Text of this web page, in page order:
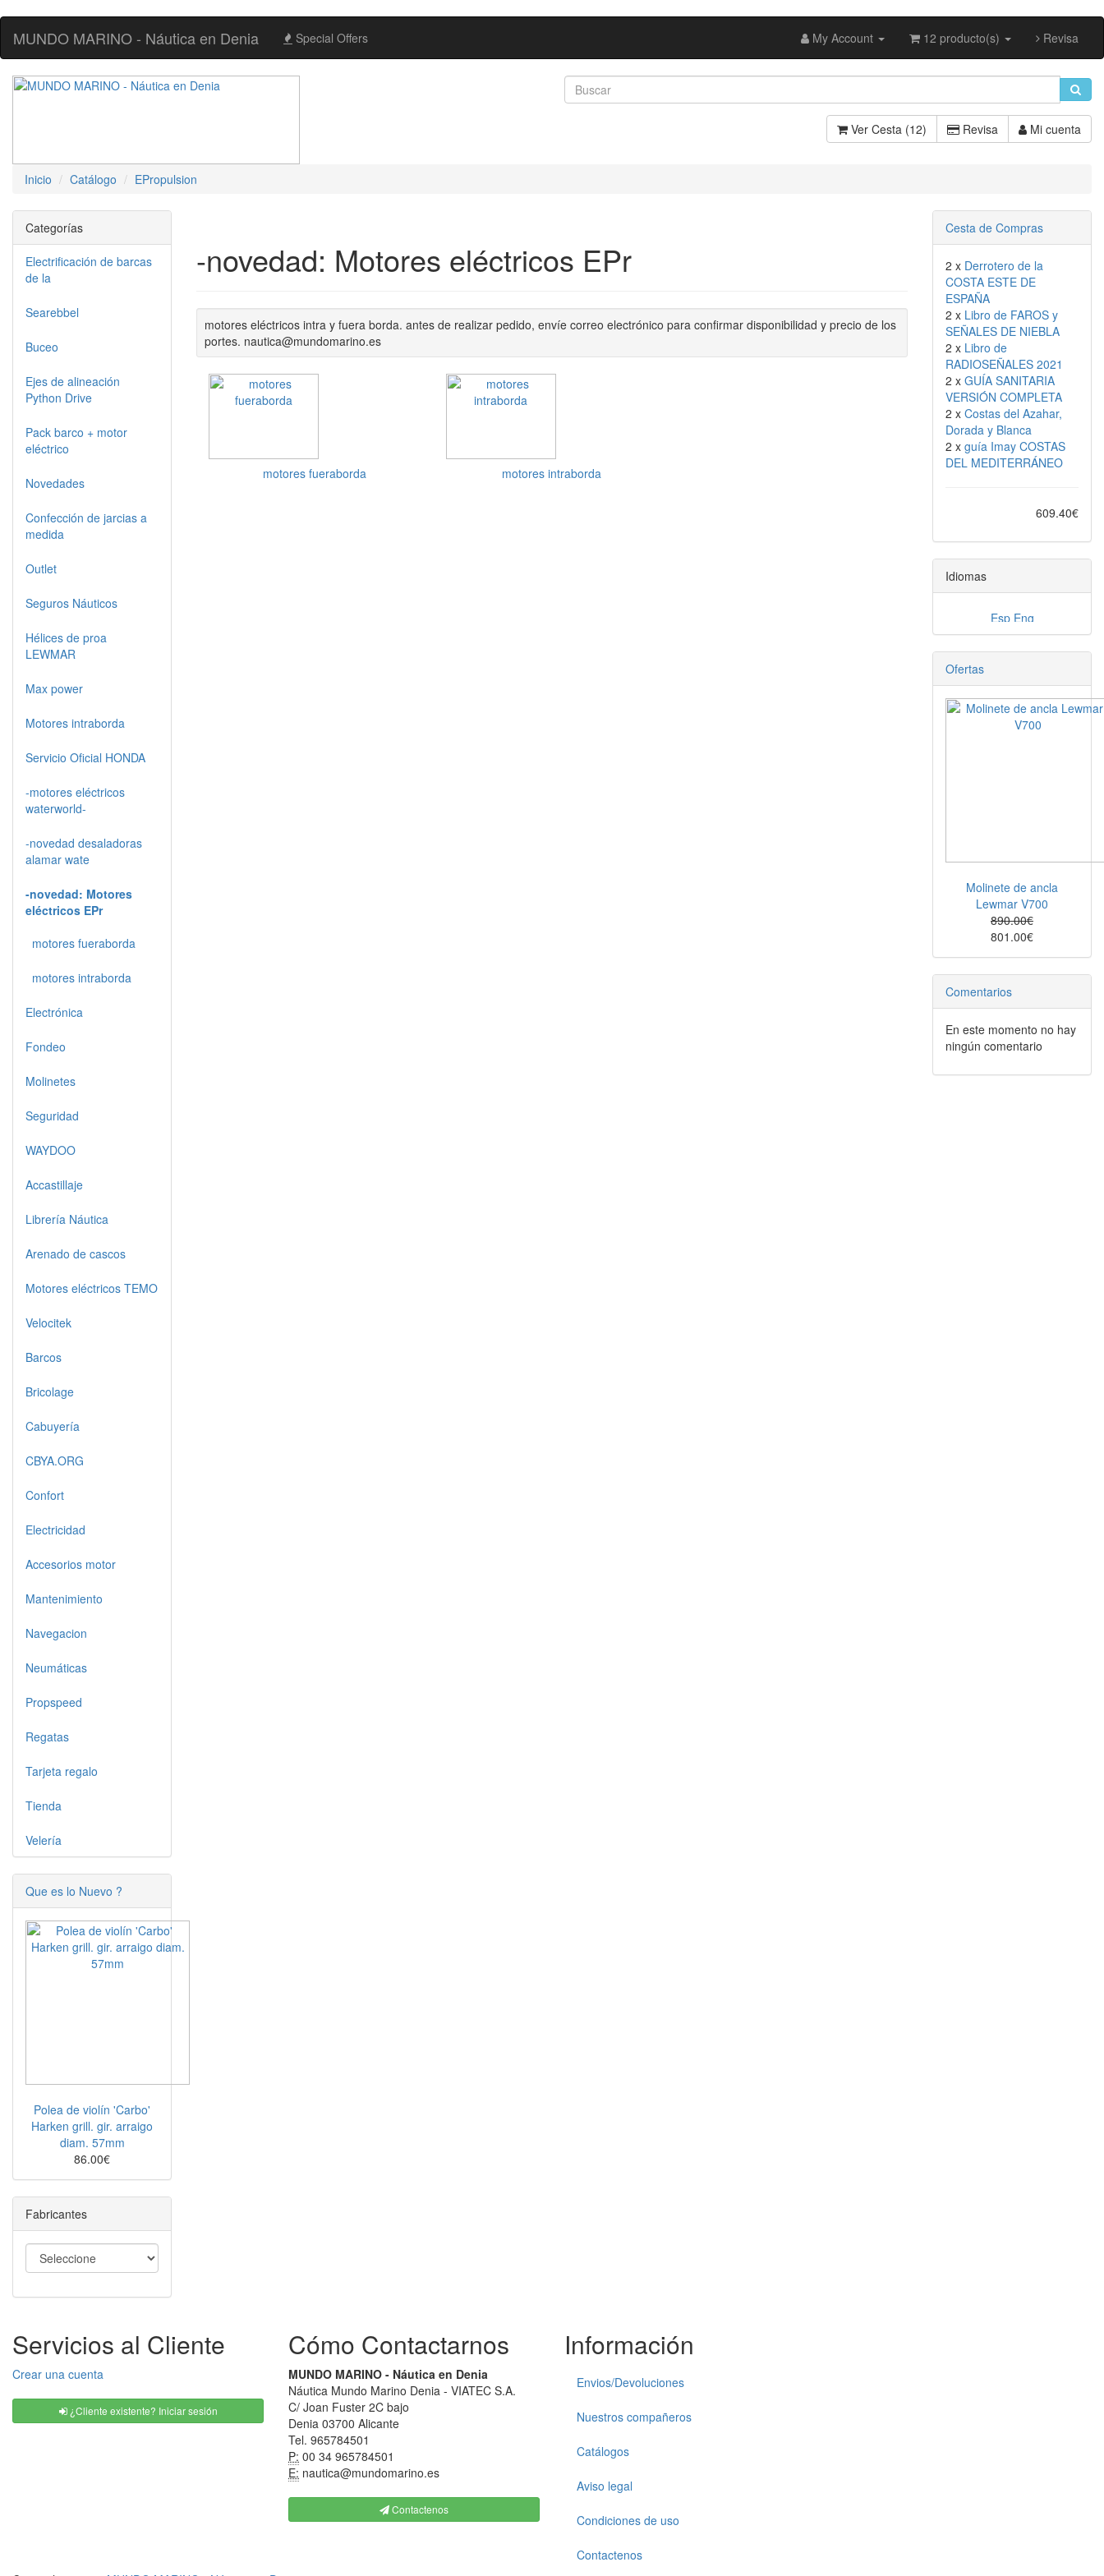
MUNDO MARINO - Náutica en Denia Special Offers My Account 12 producto(s) Revisa
Ver Cesta (12) Revisa Mi cuenta
Inicio Catálogo EPropulsion
-novedad: Motores eléctricos EPr
motores eléctricos intra y fuera borda. antes de realizar pedido, envíe correo electrónico para confirmar disponibilidad y precio de los
portes. nautica@mundomarino.es
motores fueraborda motores intraborda
Categorías
Electrificación de barcas
de la
Searebbel
Buceo
Ejes de alineación
Python Drive
Pack barco + motor
eléctrico
Novedades
Confección de jarcias a
medida
Outlet
Seguros Náuticos
Hélices de proa
LEWMAR
Max power
Motores intraborda
Servicio Oficial HONDA
-motores eléctricos
waterworld-
-novedad desaladoras
alamar wate
-novedad: Motores
eléctricos EPr
motores fueraborda
motores intraborda
Electrónica
Fondeo
Molinetes
Seguridad
WAYDOO
Accastillaje
Librería Náutica
Arenado de cascos
Motores eléctricos TEMO
Velocitek
Barcos
Bricolage
Cabuyería
CBYA.ORG
Confort
Electricidad
Accesorios motor
Mantenimiento
Navegacion
Neumáticas
Propspeed
Regatas
Tarjeta regalo
Tienda
Velería
Que es lo Nuevo ?
Polea de violín 'Carbo'
Harken grill. gir. arraigo
diam. 57mm
86.00€
Fabricantes
Cesta de Compras
2 x Derrotero de la
COSTA ESTE DE
ESPAÑA
2 x Libro de FAROS y
SEÑALES DE NIEBLA
2 x Libro de
RADIOSEÑALES 2021
2 x GUÍA SANITARIA
VERSIÓN COMPLETA
2 x Costas del Azahar,
Dorada y Blanca
2 x guía Imay COSTAS
DEL MEDITERRÁNEO
609.40€
Idiomas
Ofertas
Molinete de ancla
Lewmar V700
890.00€
801.00€
Comentarios
En este momento no hay
ningún comentario
Servicios al Cliente
Crear una cuenta
¿Cliente existente? Iniciar sesión
Cómo Contactarnos
MUNDO MARINO - Náutica en Denia
Náutica Mundo Marino Denia - VIATEC S.A.
C/ Joan Fuster 2C bajo
Denia 03700 Alicante
Tel. 965784501
P: 00 34 965784501
E: nautica@mundomarino.es
Contactenos
Información
Envios/Devoluciones
Nuestros compañeros
Catálogos
Aviso legal
Condiciones de uso
Contactenos